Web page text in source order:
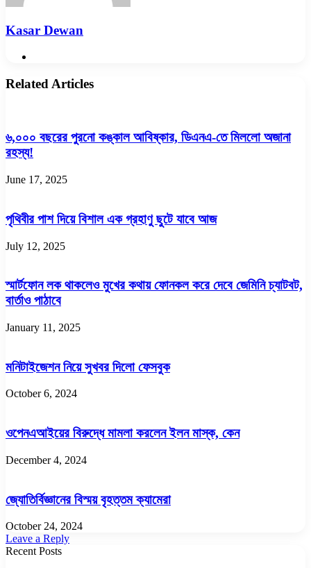
Kasar Dewan
Related Articles
৬,০০০ বছরের পুরনো কঙ্কাল আবিষ্কার, ডিএনএ-তে মিললো অজানা
রহস্য!
June 17, 2025
পৃথিবীর পাশ দিয়ে বিশাল এক গ্রহাণু ছুটে যাবে আজ
July 12, 2025
স্মার্টফোন লক থাকলেও মুখের কথায় ফোনকল করে দেবে জেমিনি চ্যাটবট,
বার্তাও পাঠাবে
January 11, 2025
মনিটাইজেশন নিয়ে সুখবর দিলো ফেসবুক
October 6, 2024
ওপেনএআইয়ের বিরুদ্ধে মামলা করলেন ইলন মাস্ক, কেন
December 4, 2024
জ্যোতির্বিজ্ঞানের বিস্ময় বৃহত্তম ক্যামেরা
October 24, 2024
Leave a Reply
Recent Posts